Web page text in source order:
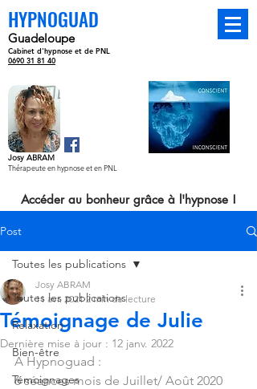
HYPNOGUAD
Guadeloupe
Cabinet d'hypnose et de PNL
0690 31 81 40
Josy ABRAM
Thérapeute en hypnose et en PNL
Accéder au bonheur grâce à l'hypnose !
Post
Toutes les publications
Relaxation
Bien-être
Témoignages
Toutes les publications
Témoignage de Julie
Josy ABRAM
11 avr. 2021 2 min de lecture
Dernière mise à jour : 12 janv. 2022
A Hypnoguad :
6 séances mois de Juillet/ Août 2020